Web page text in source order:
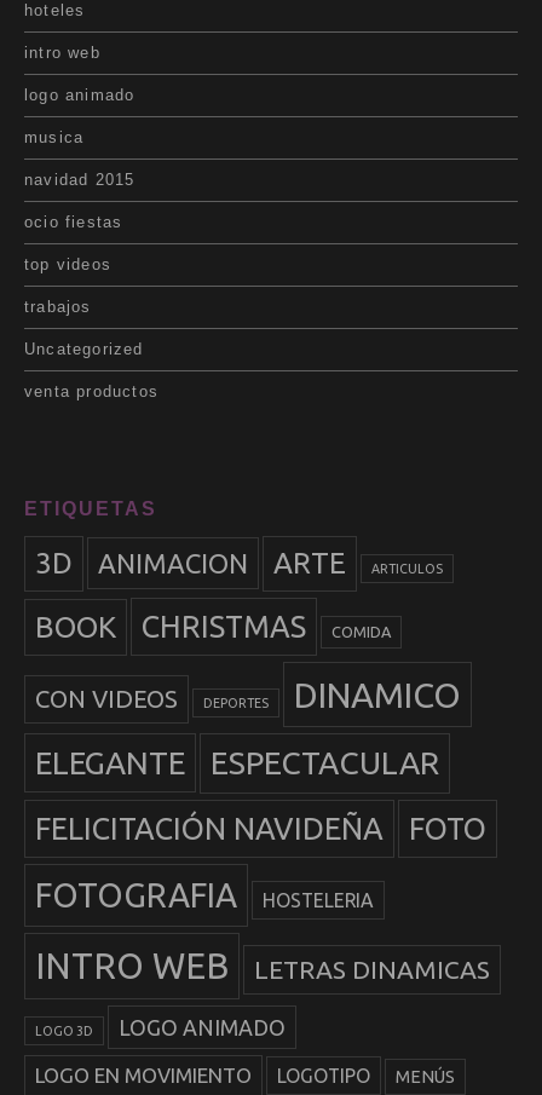
hoteles
intro web
logo animado
musica
navidad 2015
ocio fiestas
top videos
trabajos
Uncategorized
venta productos
ETIQUETAS
3D ANIMACION ARTE ARTICULOS
BOOK CHRISTMAS COMIDA
CON VIDEOS DEPORTES DINAMICO
ELEGANTE ESPECTACULAR
FELICITACIÓN NAVIDEÑA FOTO
FOTOGRAFIA HOSTELERIA
INTRO WEB LETRAS DINAMICAS
LOGO 3D LOGO ANIMADO
LOGO EN MOVIMIENTO LOGOTIPO MENÚS